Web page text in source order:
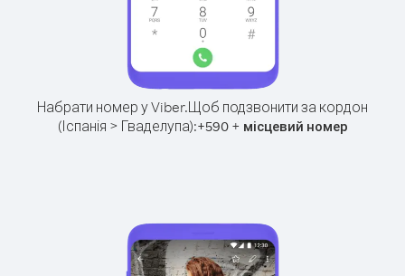
Набрати номер у Viber.Щоб подзвонити за кордон
(Іспанія > Гваделупа):+590+ місцевий номер